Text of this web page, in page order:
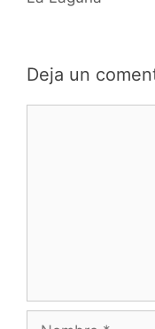
Deja un